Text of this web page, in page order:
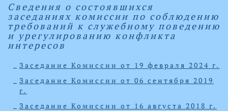
Сведения о состоявшихся
заседаниях комиссии по соблюдению
требований к служебному поведению
и урегулированию конфликта
интересов
Заседание Комиссии от 19 февраля 2024 г.
Заседание Комиссии от 06 сентября 2019
г.
Заседание Комиссии от 16 августа 2018 г.